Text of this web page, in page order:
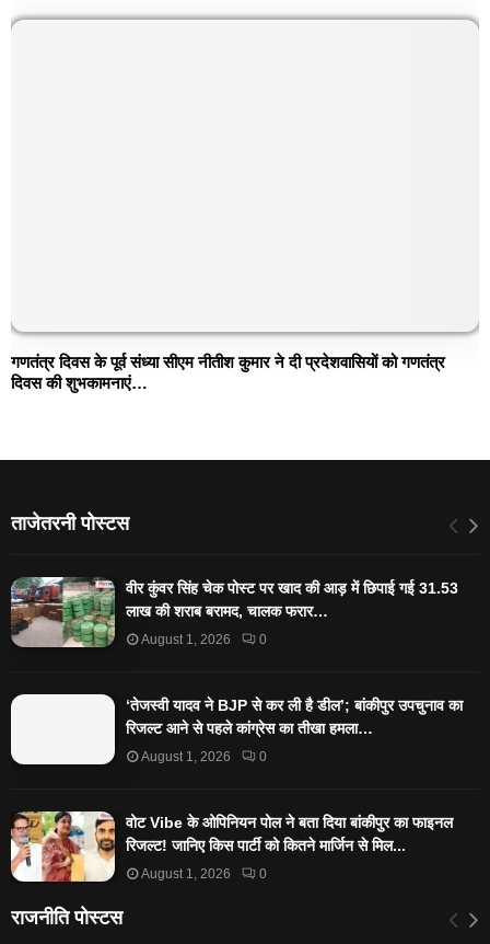
गणतंत्र दिवस के पूर्व संध्या सीएम नीतीश कुमार ने दी प्रदेशवासियों को गणतंत्र
दिवस की शुभकामनाएं…
ताजेतरनी पोस्टस
वीर कुंवर सिंह चेक पोस्ट पर खाद की आड़ में छिपाई गई 31.53
लाख की शराब बरामद, चालक फरार…
August 1, 2026 0
‘तेजस्‍वी यादव ने BJP से कर ली है डील’; बांकीपुर उपचुनाव का
रिजल्‍ट आने से पहले कांग्रेस का तीखा हमला…
August 1, 2026 0
वोट Vibe के ओपिनियन पोल ने बता दिया बांकीपुर का फाइनल
रिजल्ट! जानिए किस पार्टी को कितने मार्जिन से मिल...
August 1, 2026 0
राजनीति पोस्टस